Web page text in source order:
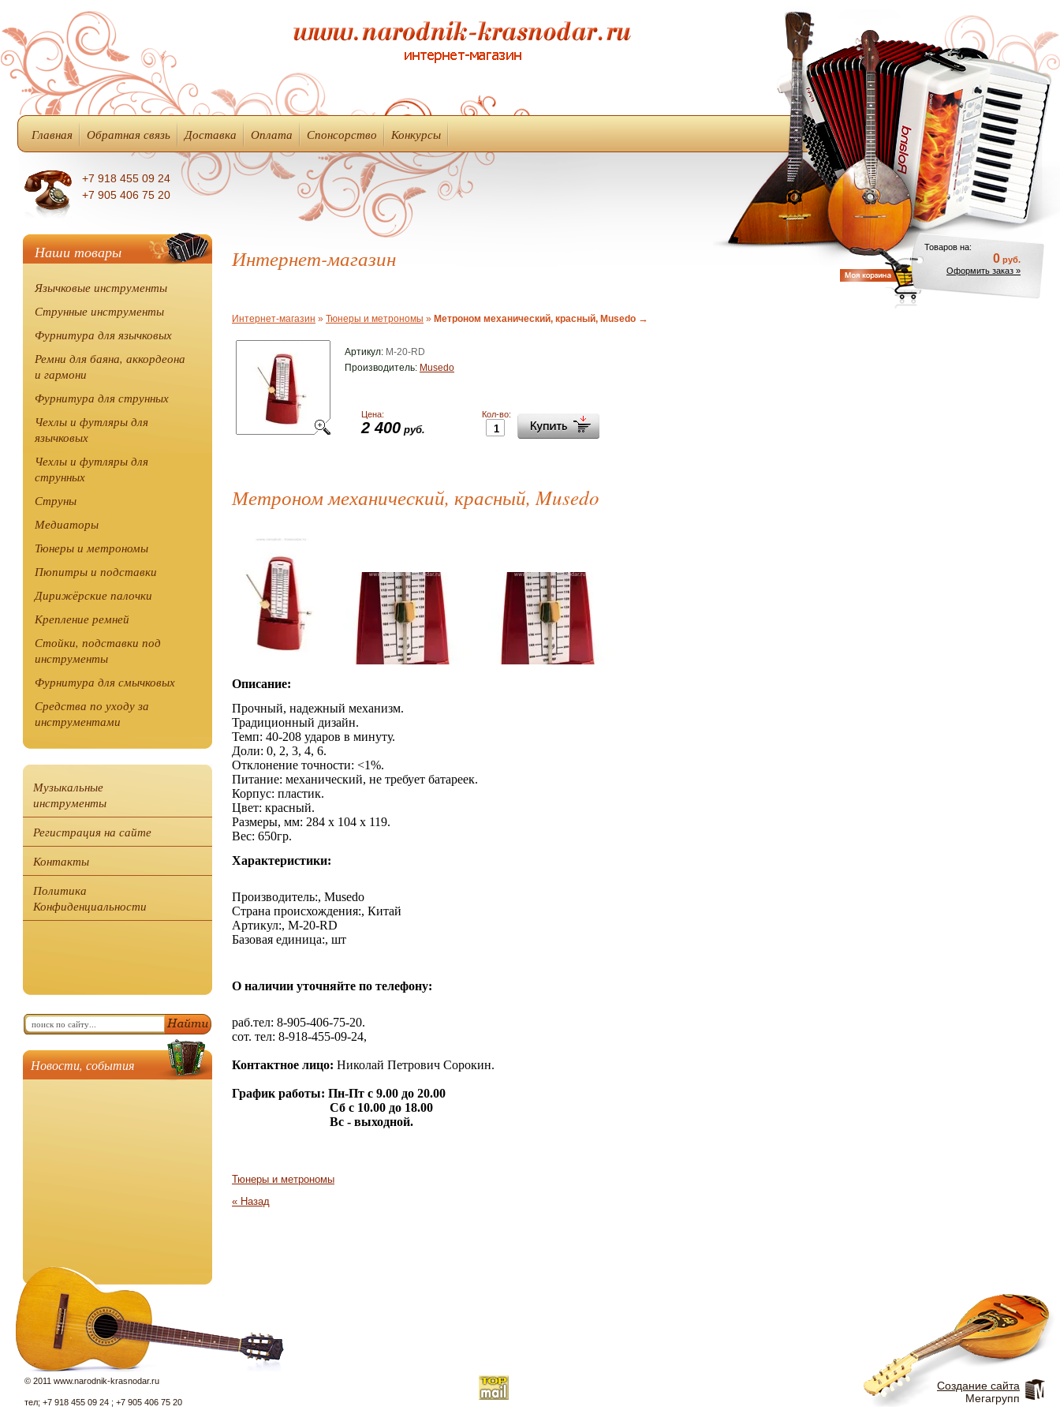
Главная Обратная связь Доставка Оплата Спонсорство Конкурсы
+7 918 455 09 24
+7 905 406 75 20
Наши товары
Язычковые инструменты
Струнные инструменты
Фурнитура для язычковых
Ремни для баяна, аккордеона
и гармони
Фурнитура для струнных
Чехлы и футляры для
язычковых
Чехлы и футляры для
струнных
Струны
Медиаторы
Тюнеры и метрономы
Пюпитры и подставки
Дирижёрские палочки
Крепление ремней
Стойки, подставки под
инструменты
Фурнитура для смычковых
Средства по уходу за
инструментами
Музыкальные
инструменты
Регистрация на сайте
Контакты
Политика
Конфиденциальности
Новости, события
Товаров на:
0 руб.
Оформить заказ »
Интернет-магазин
Интернет-магазин » Тюнеры и метрономы » Метроном механический, красный, Musedo →
Артикул: M-20-RD
Производитель: Musedo
Кол-во:
Цена:
2 400 руб.
Метроном механический, красный, Musedo
Описание:
Прочный, надежный механизм.
Традиционный дизайн.
Темп: 40-208 ударов в минуту.
Доли: 0, 2, 3, 4, 6.
Отклонение точности: <1%.
Питание: механический, не требует батареек.
Корпус: пластик.
Цвет: красный.
Размеры, мм: 284 х 104 х 119.
Вес: 650гр.
Характеристики:
Производитель:, Musedo
Страна происхождения:, Китай
Артикул:, M-20-RD
Базовая единица:, шт
О наличии уточняйте по телефону:
раб.тел: 8-905-406-75-20.
сот. тел: 8-918-455-09-24,
Контактное лицо: Николай Петрович Сорокин.
График работы: Пн-Пт с 9.00 до 20.00
Сб с 10.00 до 18.00
Вс - выходной.
Тюнеры и метрономы
« Назад
© 2011 www.narodnik-krasnodar.ru
тел; +7 918 455 09 24 ; +7 905 406 75 20
Создание сайта
Мегагрупп